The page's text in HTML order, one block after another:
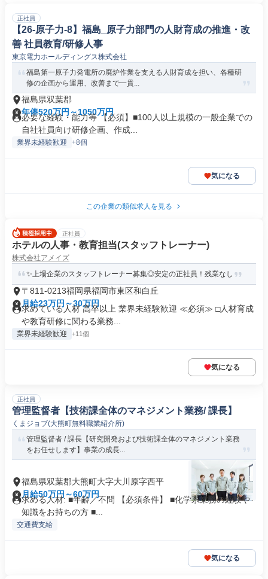
正社員
【26-原子力-8】福島_原子力部門の人財育成の推進・改
善 社員教育/研修人事
東京電力ホールディングス株式会社
福島第一原子力発電所の廃炉作業を支える人財育成を担い、各種研
修の企画から運用、改善まで一貫...
福島県双葉郡
年俸520万円～1050万円
必要な経験・能力等 【必須】■100人以上規模の一般企業での
自社社員向け研修企画、作成...
業界未経験歓迎 +8個
気になる
この企業の類似求人を見る
正社員
ホテルの人事・教育担当(スタッフトレーナー)
株式会社アメイズ
✨上場企業のスタッフトレーナー募集◎安定の正社員！残業なし
〒811-0213福岡県福岡市東区和白丘
月給23万円～30万円
求めている人材 高卒以上 業界未経験歓迎 ≪必須≫ □人材育成
や教育研修に関わる業務...
業界未経験歓迎 +11個
気になる
正社員
管理監督者【技術課全体のマネジメント業務/ 課長】
くまジョブ(大熊町無料職業紹介所)
管理監督者 / 課長【研究開発および技術課全体のマネジメント業務
をお任せします】事業の成長...
福島県双葉郡大熊町大字大川原字西平
月給50万円～60万円
求める人材: ■年齢／不問 【必須条件】 ■化学系業務の経験や
知識をお持ちの方 ■...
交通費支給
気になる